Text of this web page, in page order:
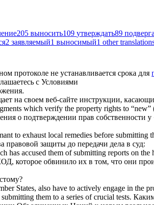
205 выносить109 утверждать89
2 заявляемый1 выносимый1 other
протоколе не устанавливается срока для
с Условиями
на своем веб-сайте инструкции,
which verify the property rights to
о подтверждении прав собственности
to exhaust local remedies before submitting
правовой защиты до передачи дела в суд:
has accused them ofsubmitting reports on the
которое обвинило их в том, что они
States, also have to actively engage in
submitting them to a series of crucial tests.